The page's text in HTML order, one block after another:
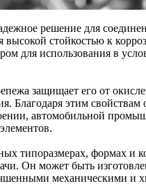
решение для
высокой стойкостью к
для использования в
защищает его от
Благодаря этим
автомобильной
типоразмерах, формах и
Он может быть
механическими и